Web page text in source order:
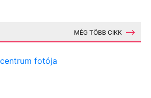
MÉG TÖBB CIKK